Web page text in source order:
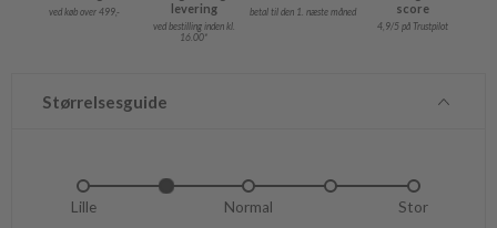
ved køb over 499,-
levering
ved bestilling inden kl.
16.00*
betal til den 1. næste måned
score
4,9/5 på Trustpilot
Størrelsesguide
Lille Normal Stor